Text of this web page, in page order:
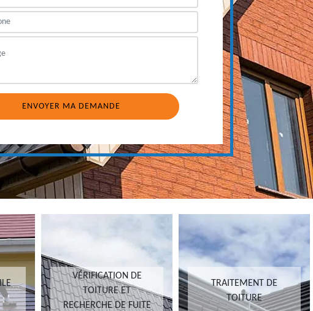
VÉRIFICATION DE
TOITURE ET
RECHERCHE DE FUITE
TRAITEMENT DE
TOITURE